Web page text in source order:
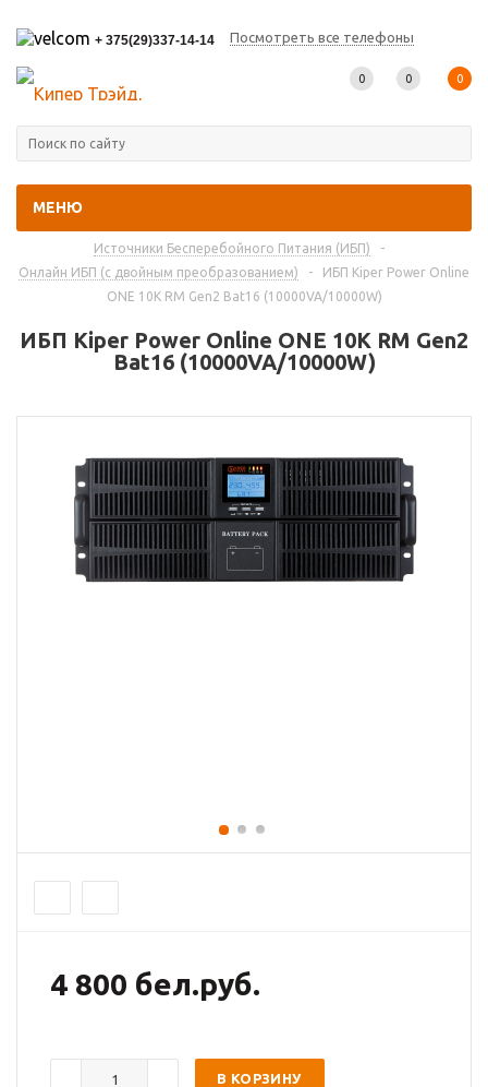
+ 375(29)337-14-14 Посмотреть все телефоны
МЕНЮ
0 0 0
Источники Бесперебойного Питания (ИБП)
-
Онлайн ИБП (с двойным преобразованием)
-
ИБП Kiper Power Online
ONE 10K RM Gen2 Bat16 (10000VA/10000W)
ИБП Kiper Power Online ONE 10K RM Gen2
Bat16 (10000VA/10000W)
4 800 бел.руб.
В КОРЗИНУ